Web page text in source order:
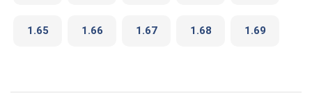
Play Video
1.65 1.66 1.67 1.68 1.69